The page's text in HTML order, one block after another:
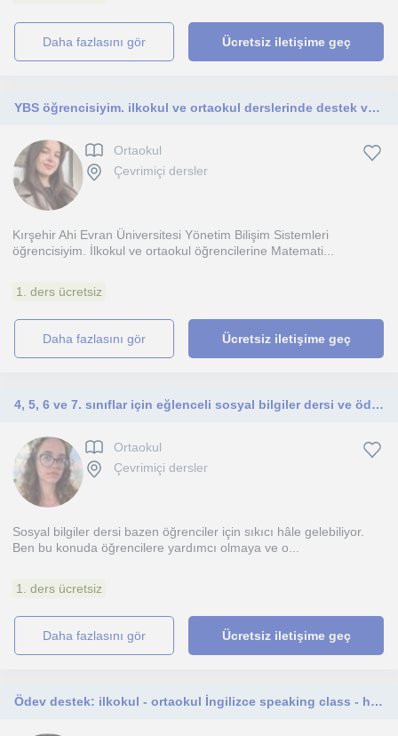
daha fazlasını gör Ücretsiz iletişime geç
YBS öğrencisiyim. ilkokul ve ortaokul derslerinde destek veriyorum.
Ortaokul
Çevrimiçi dersler
Kırşehir Ahi Evran Üniversitesi Yönetim Bilişim Sistemleri
öğrencisiyim. İlkokul ve ortaokul öğrencilerine Matemati...
1. ders ücretsiz
daha fazlasını gör Ücretsiz iletişime geç
4, 5, 6 ve 7. sınıflar için eğlenceli sosyal bilgiler dersi ve ödevleri için yardımcı olmaktan mutluluk duyarım
Ortaokul
Çevrimiçi dersler
Sosyal bilgiler dersi bazen öğrenciler için sıkıcı hâle gelebiliyor.
Ben bu konuda öğrencilere yardımcı olmaya ve o...
1. ders ücretsiz
daha fazlasını gör Ücretsiz iletişime geç
Ödev destek: ilkokul - ortaokul İngilizce speaking class - herkes